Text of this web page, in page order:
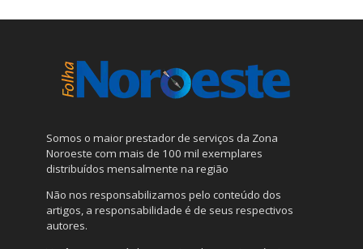
Somos o maior prestador de serviços da Zona
Noroeste com mais de 100 mil exemplares
distribuídos mensalmente na região
Não nos responsabilizamos pelo conteúdo dos
artigos, a responsabilidade é de seus respectivos
autores.